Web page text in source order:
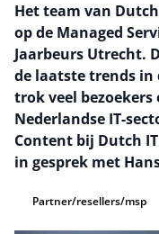
Het team van
op de Managed
Jaarbeurs Utrecht.
de laatste trends in
trok veel
Nederlandse IT-
Content bij Dutch
in gesprek met
Partner/resellers/msp